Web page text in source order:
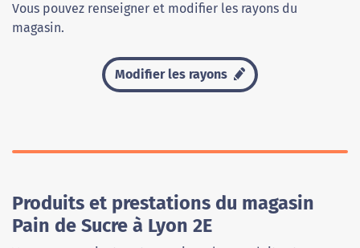
Vous pouvez renseigner et modifier les rayons du
magasin.
Modifier les rayons
Produits et prestations du magasin
Pain de Sucre à Lyon 2E